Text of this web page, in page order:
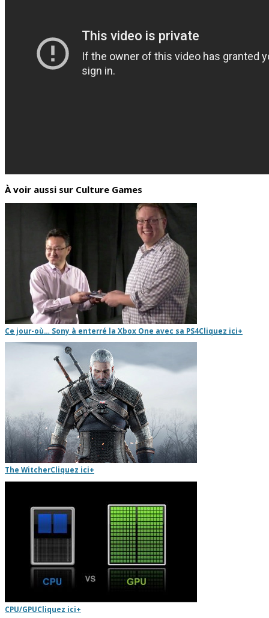
À voir aussi sur Culture Games
Ce jour-où… Sony à enterré la Xbox One avec sa PS4Cliquez ici+
The WitcherCliquez ici+
CPU/GPUCliquez ici+